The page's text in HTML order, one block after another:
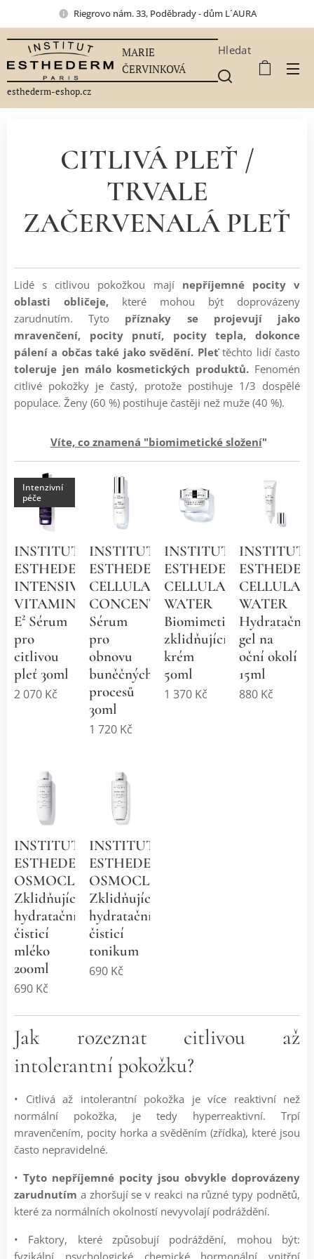
Riegrovo nám. 33, Poděbrady - dům L´AURA
MARIE
ČERVINKOVÁ
esthederm-eshop.cz
Hledat
CITLIVÁ PLEŤ /
TRVALE
ZAČERVENALÁ PLEŤ
Lidé s citlivou pokožkou mají nepříjemné pocity v
oblasti obličeje, které mohou být doprovázeny
zarudnutím. Tyto příznaky se projevují jako
mravenčení, pocity pnutí, pocity tepla, dokonce
pálení a občas také jako svědění. Pleťtěchto lidí často
toleruje jen málo kosmetických produktů. Fenomén
citlivé pokožky je častý, protože postihuje 1/3 dospělé
populace. Ženy (60 %) postihuje častěji než muže (40 %).
Víte, co znamená "biomimetické složení"
INSTITUT
ESTHEDERM
INTENSIVE
VITAMINE
E² Sérum
pro
citlivou
pleť 30ml
Intenzivní
péče
2 070 Kč
INSTITUT
ESTHEDERM
CELLULAR
CONCENTR.
Sérum
pro
obnovu
buněčných
procesů
30ml
1 720 Kč
INSTITUT
ESTHEDERM
CELLULAR
WATER
Biomimetický
zklidňující
krém
50ml
1 370 Kč
INSTITUT
CELLULAR
WATER
Hydratační
gel na
oční okolí
15ml
880 Kč
INSTITUT
ESTHEDERM
OSMOCLEAN
Zklidňující
hydratační
čisticí
mléko
200ml
690 Kč
INSTITUT
ESTHEDERM
OSMOCLEAN
Zklidňující
hydratační
čisticí
tonikum
690 Kč
Jak rozeznat citlivou až
intolerantní pokožku?
• Citlivá až intolerantní pokožka je více reaktivní než
normální pokožka, je tedy hyperreaktivní. Trpí
mravenčením, pocity horka a svěděním (zřídka), které jsou
často nepravidelné.
• Tyto nepříjemné pocity jsou obvykle doprovázeny
zarudnutím a zhoršují se v reakci na různé typy podnětů,
které za normálních okolností nevyvolají podráždění.
• Faktory, které způsobují podráždění, mohou být:
fyzikální, psychologické, chemické, hormonální, vnitřní